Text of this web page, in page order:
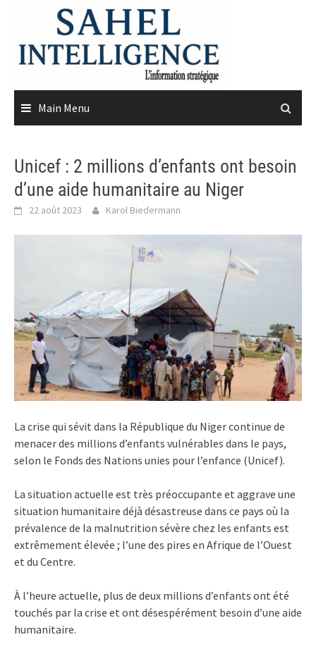
content
Main Menu
Unicef : 2 millions d’enfants ont besoin
d’une aide humanitaire au Niger
22 août 2023 Karol Biedermann
La crise qui sévit dans la République du Niger continue de
menacer des millions d’enfants vulnérables dans le pays,
selon le Fonds des Nations unies pour l’enfance (Unicef).
La situation actuelle est très préoccupante et aggrave une
situation humanitaire déjà désastreuse dans ce pays où la
prévalence de la malnutrition sévère chez les enfants est
extrêmement élevée ; l’une des pires en Afrique de l’Ouest
et du Centre.
À l’heure actuelle, plus de deux millions d’enfants ont été
touchés par la crise et ont désespérément besoin d’une aide
humanitaire.